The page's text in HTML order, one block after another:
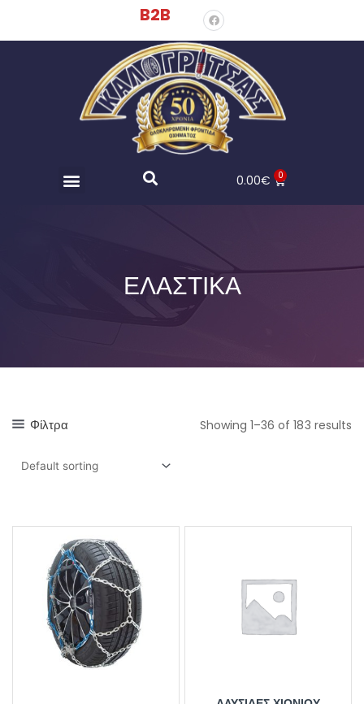
B2B
0.00€ 0
ΕΛΑΣΤΙΚΑ
Φίλτρα Showing 1–36 of 183 results